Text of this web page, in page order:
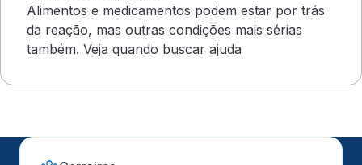
Alimentos e medicamentos podem estar por trás
da reação, mas outras condições mais sérias
também. Veja quando buscar ajuda